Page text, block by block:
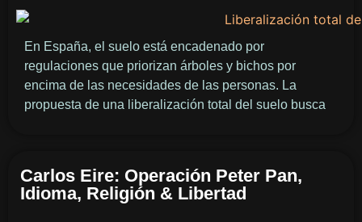
En España, el suelo está encadenado por
regulaciones que priorizan árboles y bichos por
encima de las necesidades de las personas. La
propuesta de una liberalización total del suelo busca
Carlos Eire: Operación Peter Pan,
Idioma, Religión & Libertad